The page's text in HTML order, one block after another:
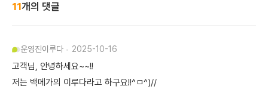
11개의 댓글
운영진이루다 2025-10-16
고객님, 안녕하세요~~!!
저는 백메가의 이루다라고 하구요!!^ㅁ^)//